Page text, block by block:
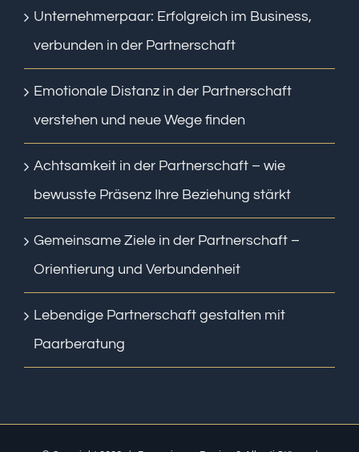
Unternehmerpaar: Erfolgreich im Business,
verbunden in der Partnerschaft
Emotionale Distanz in der Partnerschaft
verstehen und neue Wege finden
Achtsamkeit in der Partnerschaft – wie
bewusste Präsenz Ihre Beziehung stärkt
Gemeinsame Ziele in der Partnerschaft –
Orientierung und Verbundenheit
Lebendige Partnerschaft gestalten mit
Paarberatung